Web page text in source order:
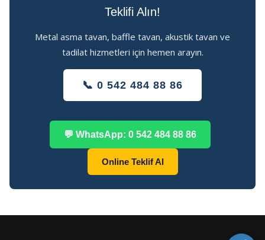
Teklifi Alın!
Metal asma tavan, baffle tavan, akustik tavan ve
tadilat hizmetleri için hemen arayın.
📞 0 542 484 88 86
💬 WhatsApp: 0 542 484 88 86
Online Teklif Al